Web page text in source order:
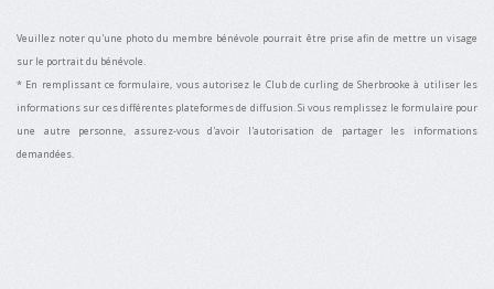
Veuillez noter qu'une photo du membre bénévole pourrait être prise afin de mettre un visage
sur le portrait du bénévole.
* En remplissant ce formulaire, vous autorisez le Club de curling de Sherbrooke à utiliser les
informations sur ces différentes plateformes de diffusion. Si vous remplissez le formulaire pour
une autre personne, assurez-vous d'avoir l'autorisation de partager les informations
demandées.